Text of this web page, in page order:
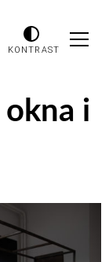
KONTRAST
okna i